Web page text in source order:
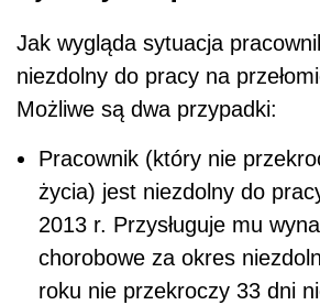
Jak wygląda sytuacja
niezdolny do pracy na
Możliwe są dwa przypadki:
Pracownik (który nie
życia) jest niezdolny do
2013 r. Przysługuje mu
chorobowe za okres
roku nie przekroczy 33 dni